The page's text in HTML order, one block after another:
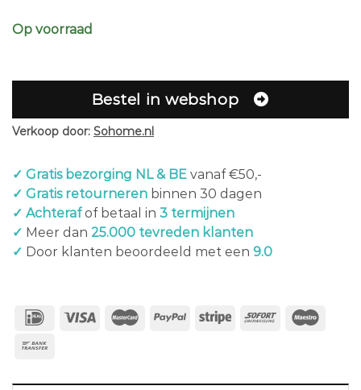
Op voorraad
Bestel in webshop
Verkoop door: Sohome.nl
✓ Gratis bezorging NL & BE vanaf €50,-
✓ Gratis retourneren binnen 30 dagen
✓ Achterafof betaal in 3 termijnen
✓ Meer dan 25.000 tevreden klanten
✓ Door klanten beoordeeld met een 9.0